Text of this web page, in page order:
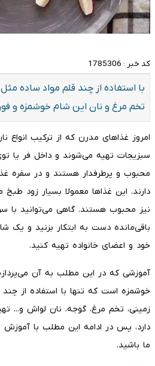
کد خبر : 1785306
با استفاده از چند قلم مواد ساده
تخم مرغ و نان این شام خوشمزه و
امروز غذاهای مدرن که از ترکیب انواع
سبزیجات تهیه می‌شوند و داخل فر یا
محبوب و پرطرفدار هستند و در سفره
دارند. این غذاها معمولا بسیار زود
نیز محبوب هستند. گاهی می‌توانید با
باقی‌مانده دست به ابتکار بزنید و یک
خود و اعضای خانواده تهیه کنید.
آموزشی که در این مطلب به آن
خوشمزه است که تنها با استفاده از
زمینی، تخم مرغ، گوجه، نان لواش
دارد، پس در ادامه این مطلب با
ما باشید.